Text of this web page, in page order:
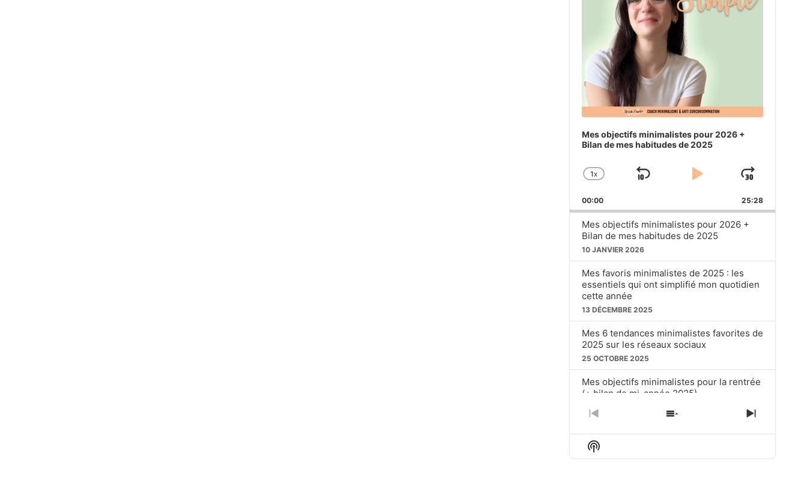
Mes objectifs minimalistes pour 2026 +
Bilan de mes habitudes de 2025
CHANGE
RATE
1X
SKIP
BACKWARD
PLAY
PAUSE
JUMP
00:00 25:28
Mes objectifs minimalistes pour 2026 +
Bilan de mes habitudes de 2025
10 JANVIER 2026
Mes favoris minimalistes de 2025 : les
essentiels qui ont simplifié mon quotidien
cette année
13 DÉCEMBRE 2025
Mes 6 tendances minimalistes favorites de
2025 sur les réseaux sociaux
25 OCTOBRE 2025
Mes objectifs minimalistes pour la rentrée
(+ bilan de mi-année 2025)
20 SEPTEMBRE 2025
j’utilise toujours en tant que minimaliste
PREVIOUS
EPISODE
SHOW
EPISODES
NEXT
Show
Podcast